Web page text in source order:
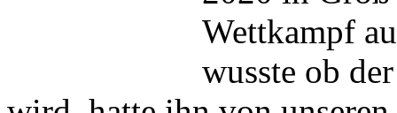
Wettkampf
wusste ob